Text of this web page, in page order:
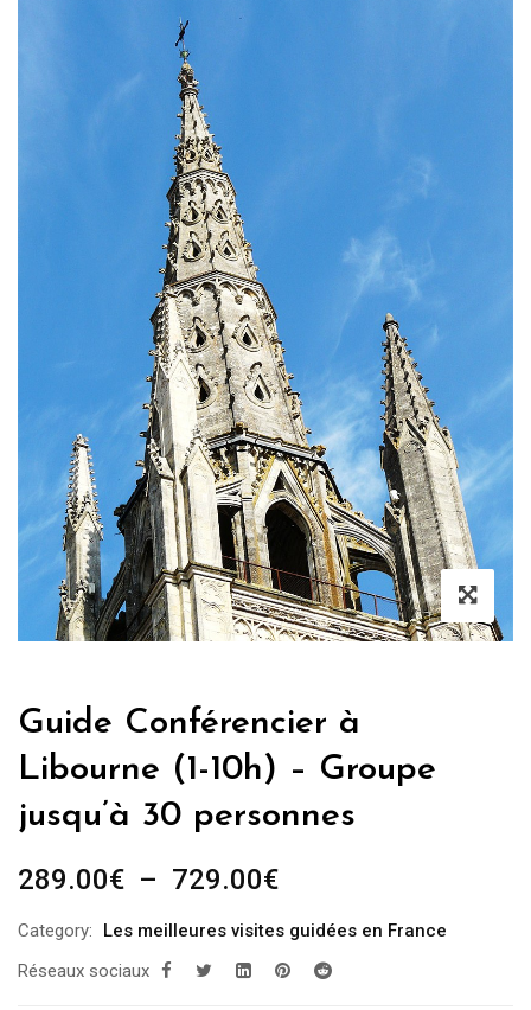
Guide Conférencier à
Libourne (1-10h) – Groupe
jusqu’à 30 personnes
289.00€ – 729.00€Plage
prix :
289.00€
Category:
Les meilleures visites guidées en France
Réseaux sociaux